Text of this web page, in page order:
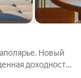
Новый
доходность.